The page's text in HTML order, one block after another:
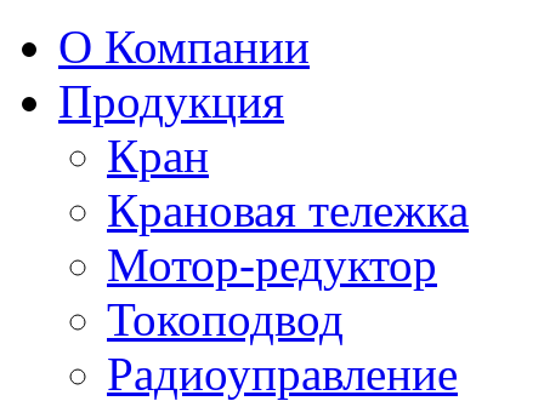
О Компании
Продукция
Кран
Крановая тележка
Мотор-редуктор
Токоподвод
Радиоуправление